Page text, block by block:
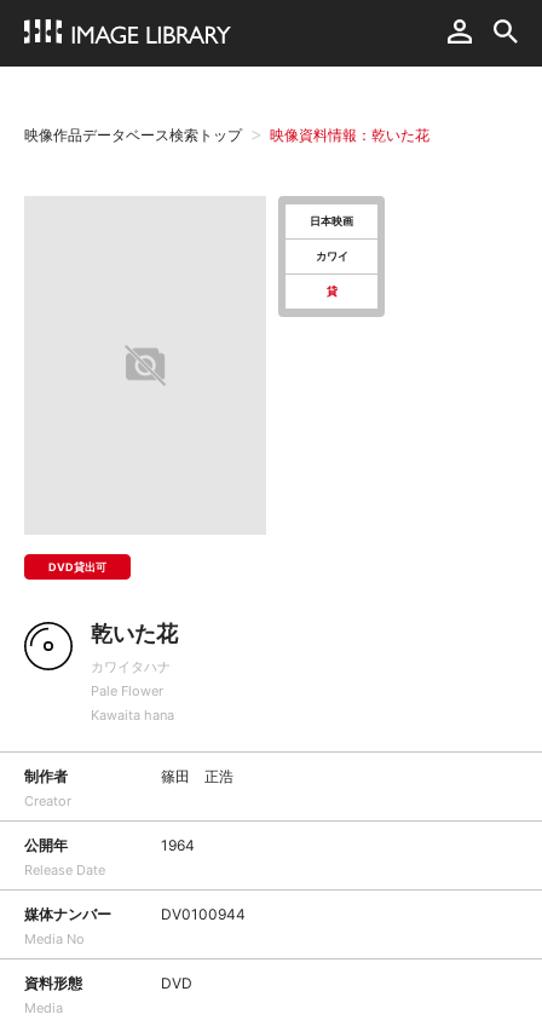
映像作品データベース検索トップ 映像資料情報：乾いた花
DVD貸出可
日本映画
カワイ
貸
乾いた花
カワイタハナ
Pale Flower
Kawaita hana
制作者
Creator
篠田 正浩
公開年
Release Date
1964
媒体ナンバー
Media No
DV0100944
資料形態
Media
DVD